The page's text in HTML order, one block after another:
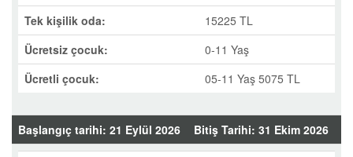
Tek kişilik oda:
15225 TL
Ücretsiz çocuk:
0-11 Yaş
Ücretli çocuk:
05-11 Yaş 5075 TL
Başlangıç tarihi: 21 Eylül 2026 Bitiş Tarihi: 31 Ekim 2026